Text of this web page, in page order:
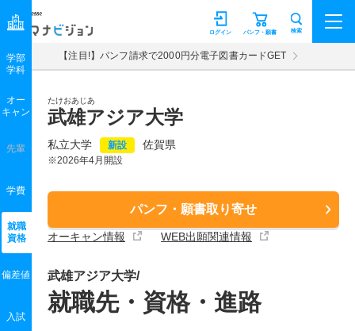
マナビジョン パンフ・願書
ログイン 検索
【注目!】パンフ請求で2000円分電子図書カードGET
たけおあじあ
武雄アジア大学
私立大学 新設 佐賀県
※2026年4月開設
パンフ・願書取り寄せ
オーキャン情報 WEB出願関連情報
学部
学科
オー
キャン
先輩
学費
就職
資格
偏差値
入試
武雄アジア大学/
就職先・資格・進路